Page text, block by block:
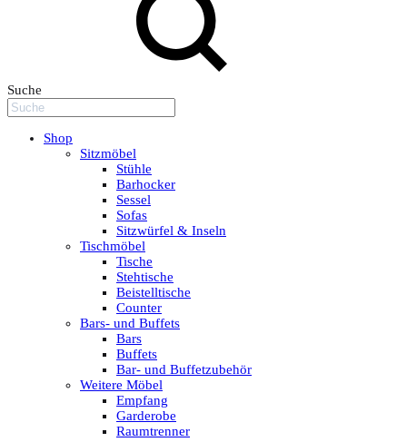
Suche
Shop
Sitzmöbel
Stühle
Barhocker
Sessel
Sofas
Sitzwürfel & Inseln
Tischmöbel
Tische
Stehtische
Beistelltische
Counter
Bars- und Buffets
Bars
Buffets
Bar- und Buffetzubehör
Weitere Möbel
Empfang
Garderobe
Raumtrenner